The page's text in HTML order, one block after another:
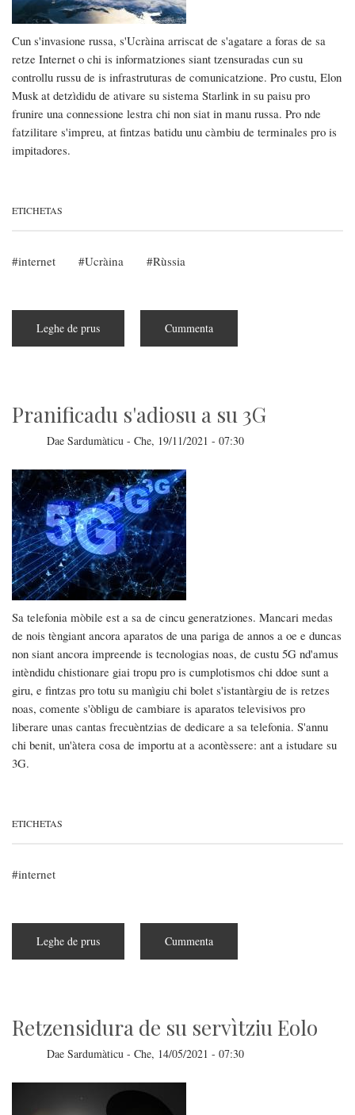
Cun s'invasione russa, s'Ucràina arriscat de s'agatare a foras de sa
retze Internet o chi is informatziones siant tzensuradas cun su
controllu russu de is infrastruturas de comunicatzione. Pro custu, Elon
Musk at detzìdidu de ativare su sistema Starlink in su paisu pro
frunire una connessione lestra chi non siat in manu russa. Pro nde
fatzilitare s'impreu, at fintzas batidu unu càmbiu de terminales pro is
impitadores.
ETICHETAS
internet Ucràina Rùssia
Leghe de prus
Musk
Starlink
in
Ucràina
Cummenta
Pranificadu s'adiosu a su 3G
Dae Sardumàticu - Che, 19/11/2021 - 07:30
Sa telefonia mòbile est a sa de cincu generatziones. Mancari medas
de nois tèngiant ancora aparatos de una pariga de annos a oe e duncas
non siant ancora impreende is tecnologias noas, de custu 5G nd'amus
intèndidu chistionare giai tropu pro is cumplotismos chi ddoe sunt a
giru, e fintzas pro totu su manìgiu chi bolet s'istantàrgiu de is retzes
noas, comente s'òbligu de cambiare is aparatos televisivos pro
liberare unas cantas frecuèntzias de dedicare a sa telefonia. S'annu
chi benit, un'àtera cosa de importu at a acontèssere: ant a istudare su
3G.
ETICHETAS
internet
Leghe de prus
s'adiosu
Cummenta
Retzensidura de su servìtziu Eolo
Dae Sardumàticu - Che, 14/05/2021 - 07:30